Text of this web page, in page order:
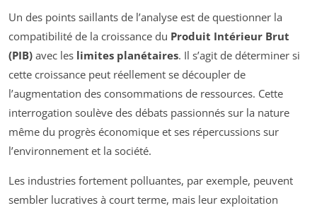
Un des points saillants de l’analyse est de questionner la
compatibilité de la croissance du Produit Intérieur Brut
(PIB) avec les limites planétaires. Il s’agit de déterminer si
cette croissance peut réellement se découpler de
l’augmentation des consommations de ressources. Cette
interrogation soulève des débats passionnés sur la nature
même du progrès économique et ses répercussions sur
l’environnement et la société.
Les industries fortement polluantes, par exemple, peuvent
sembler lucratives à court terme, mais leur exploitation